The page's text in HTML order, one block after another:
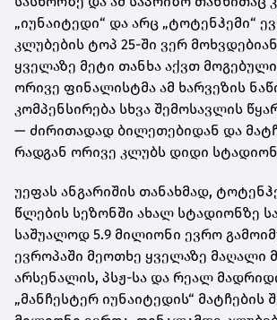
„იუნაიტედი“ და არც „ტოტენჰემი“
კლუბების ტოპ 25-ში ვერ
ყველაზე მეტი თანხა აქვთ
ორივე ფინალისტმა ამ ხარვეზის
კომპენსირება სხვა შემოსავლის
— ძირითადად ბილეთებიდან და
რადგან ორივე კლუბს დიდი
უეფას ანგარიშის თანახმად,
წლების სეზონში ახალ სტადიონზე
საშუალოდ 5.9 მილიონი ევრო
ევროპაში მეოთხე ყველაზე მაღალი
არსენალის, პსჟ-სა და რეალ
„მანჩესტერ იუნაიტედის“ მატჩების